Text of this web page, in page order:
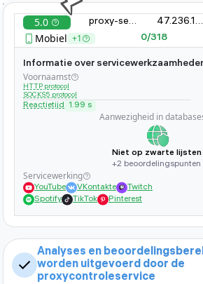
van het feit of de proxy op de
databases staat en of deze op
verboden.
5.0 proxy-server-xyz.com:8080 47.236.161.323.11
Mobiel +1 0/318
Informatie over
Voornaamst
HTTP protocol
SOCKS5 protocol
Reactietijd 1.99 s
Aanwezigheid in
Niet op zwarte lijsten
+2 beoordelingspunten
Servicewerking
YouTube VKontakte
Twitch
Spotify
TikTok Pinterest
Analyses en
worden uitgevoerd door de
proxycontroleservice